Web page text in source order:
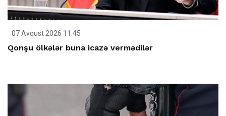
07 Avqust 2026 11:45
Qonşu ölkələr buna icazə vermədilər